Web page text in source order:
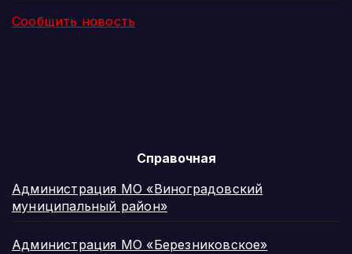
Сообщить новость
Справочная
Администрация МО «Виноградовский
муниципальный район»
Администрация МО «Березниковское»